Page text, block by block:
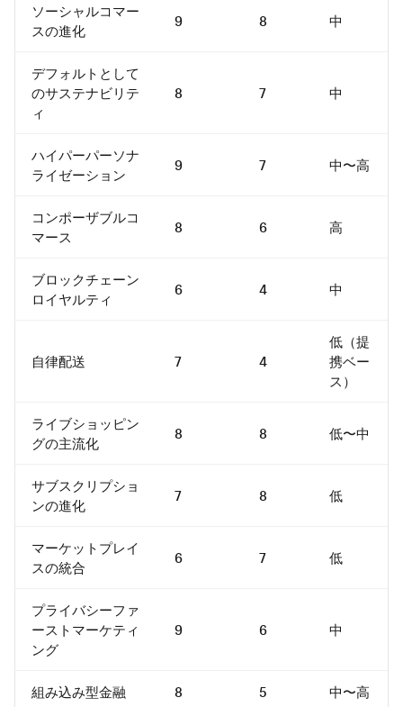
ソーシャルコマー
スの進化
9 8 中
デフォルトとして
のサステナビリテ
ィ
8 7 中
ハイパーパーソナ
ライゼーション
9 7 中〜高
コンポーザブルコ
マース
8 6 高
ブロックチェーン
ロイヤルティ
6 4 中
自律配送 7 4
低（提
携ベー
ス）
ライブショッピン
グの主流化
8 8 低〜中
サブスクリプショ
ンの進化
7 8 低
マーケットプレイ
スの統合
6 7 低
プライバシーファ
ーストマーケティ
ング
9 6 中
組み込み型金融 8 5 中〜高